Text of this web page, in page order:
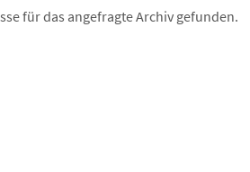
für das angefragte Archiv gefunden.